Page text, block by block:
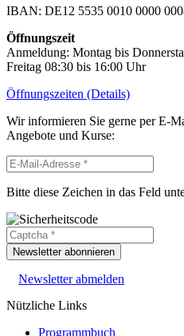
IBAN: DE12 5535 0010 0000
Öffnungszeit
Anmeldung: Montag bis
Freitag 08:30 bis 16:00 Uhr
Öffnungszeiten (Details)
Wir informieren Sie gerne per E-
Angebote und Kurse:
Bitte diese Zeichen in das Feld
Newsletter abonnieren
Newsletter abmelden
Nützliche Links
Programmbuch